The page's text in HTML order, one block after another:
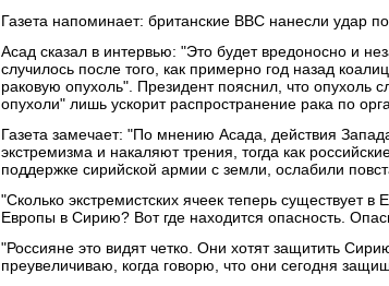
Газета напоминает: британские ВВС нанесли удар
Асад сказал в интервью: "Это будет вредоносно и
случилось после того, как примерно год назад
раковую опухоль". Президент пояснил, что опухоль
опухоли" лишь ускорит распространение рака по
Газета замечает: "По мнению Асада, действия
экстремизма и накаляют трения, тогда как
поддержке сирийской армии с земли, ослабили
"Сколько экстремистских ячеек теперь существует
Европы в Сирию? Вот где находится опасность.
"Россияне это видят четко. Они хотят защитить
преувеличиваю, когда говорю, что они сегодня